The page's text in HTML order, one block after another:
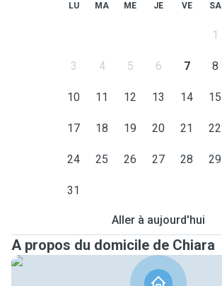
LU MA ME JE VE SA
1
3 4 5 6 7 8
10 11 12 13 14 15
17 18 19 20 21 22
24 25 26 27 28 29
31
Aller à aujourd'hui
A propos du domicile de Chiara